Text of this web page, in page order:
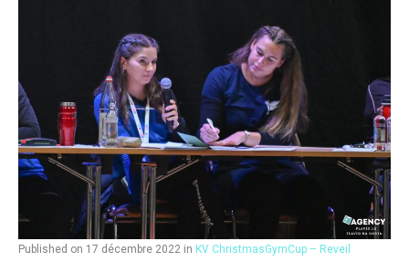
Published on 17 décembre 2022 in KV ChristmasGymCup – Reveil